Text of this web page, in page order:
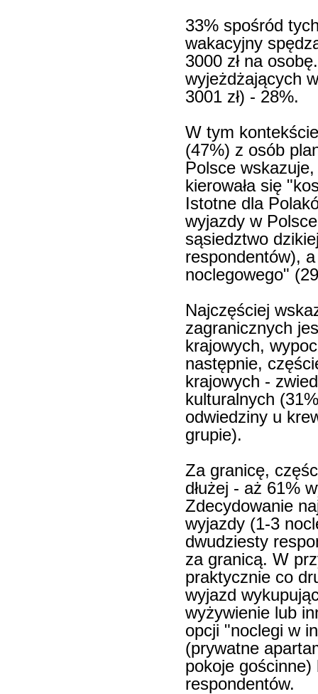
33% spośród
wakacyjny
3000 zł na
wyjeżdżających
3001 zł) - 28%.
W tym
(47%) z osób
Polsce
kierowała się
Istotne dla
wyjazdy w
sąsiedztwo
respondentów),
noclegowego"
Najczęściej
zagranicznych
krajowych,
następnie,
krajowych -
kulturalnych
odwiedziny u
grupie).
Za granicę,
dłużej - aż 61%
Zdecydowanie
wyjazdy (1-3
dwudziesty
za granicą. W
praktycznie co
wyjazd
wyżywienie lub
opcji "noclegi w
(prywatne
pokoje
respondentów.